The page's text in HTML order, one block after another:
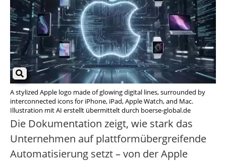
A stylized Apple logo made of glowing digital lines, surrounded by
interconnected icons for iPhone, iPad, Apple Watch, and Mac.
Illustration mit AI erstellt übermittelt durch boerse-global.de
Die Dokumentation zeigt, wie stark das
Unternehmen auf plattformübergreifende
Automatisierung setzt – von der Apple